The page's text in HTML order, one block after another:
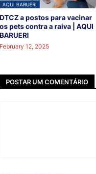
AQUI BARUERI
DTCZ a postos para vacinar
os pets contra a raiva | AQUI
BARUERI
February 12, 2025
POSTAR UM COMENTÁRIO